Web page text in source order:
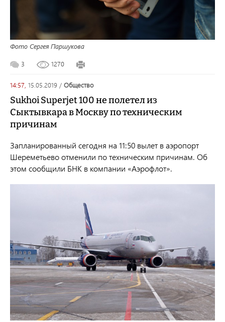
Фото Сергея Паршукова
3 1270
14:57, 15.05.2019 / общество
Sukhoi Superjet 100 не полетел из
Сыктывкара в Москву по техническим
причинам
Запланированный сегодня на 11:50 вылет в аэропорт
Шереметьево отменили по техническим причинам. Об
этом сообщили БНК в компании «Аэрофлот».